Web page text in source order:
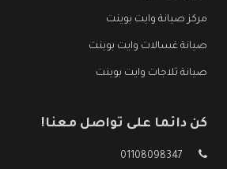
مركز صيانة وايت بوينت
صيانة غسالات وايت بوينت
صيانة ثلاجات وايت بوينت
كن دائما على تواصل معنا!
01108098347